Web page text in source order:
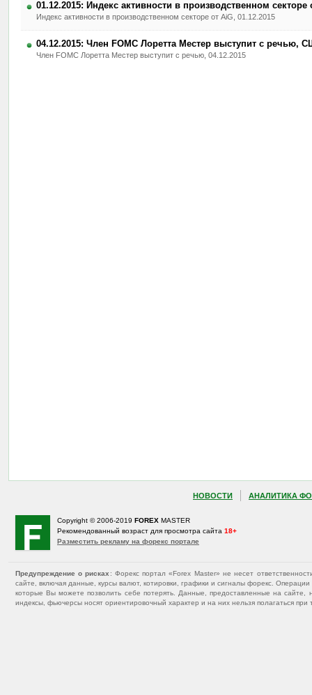
01.12.2015: Индекс активности в производственном секторе
Индекс активности в производственном секторе от AiG, 01.12.2015
04.12.2015: Член FOMC Лоретта Местер выступит с речью,
Член FOMC Лоретта Местер выступит с речью, 04.12.2015
НОВОСТИ АНАЛИТИКА
Copyright © 2006-2019 FOREX MASTER
Рекомендованный возраст для просмотра сайта 18+
Разместить рекламу на форекс портале
Предупреждение о рисках : Форекс портал «Forex Master» не несет
сайте, включая данные, курсы валют, котировки, графики и сигналы форекс.
которые Вы можете позволить себе потерять. Данные, предоставленные на
индексы, фьючерсы носят ориентировочный характер и на них нельзя полагаться при